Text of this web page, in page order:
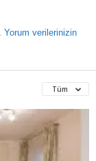
Yorum verilerinizin
Tüm